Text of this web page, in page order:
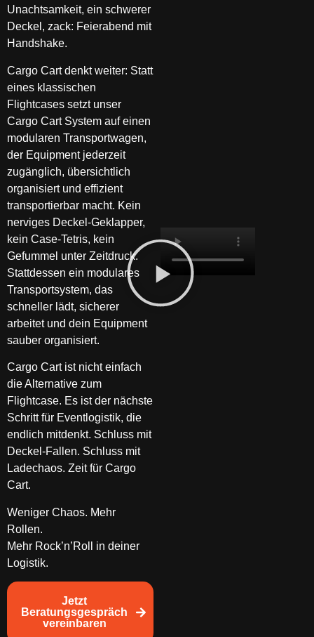
Unachtsamkeit, ein schwerer
Deckel, zack: Feierabend mit
Handshake.
Cargo Cart denkt weiter: Statt
eines klassischen
Flightcases setzt unser
Cargo Cart System auf einen
modularen Transportwagen,
der Equipment jederzeit
zugänglich, übersichtlich
organisiert und effizient
transportierbar macht. Kein
nerviges Deckel-Geklapper,
kein Case-Tetris, kein
Gefummel unter Zeitdruck.
Stattdessen ein modulares
Transportsystem, das
schneller lädt, sicherer
arbeitet und dein Equipment
sauber organisiert.
Cargo Cart ist nicht einfach
die Alternative zum
Flightcase. Es ist der nächste
Schritt für Eventlogistik, die
endlich mitdenkt. Schluss mit
Deckel-Fallen. Schluss mit
Ladechaos. Zeit für Cargo
Cart.
Weniger Chaos. Mehr
Rollen.
Mehr Rock’n’Roll in deiner
Logistik.
Jetzt
Beratungsgespräch
vereinbaren